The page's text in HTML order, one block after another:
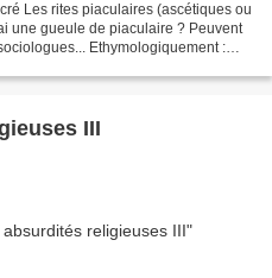
Les rites piaculaires (ascétiques ou
une gueule de piaculaire ? Peuvent
Ethymologiquement :
III